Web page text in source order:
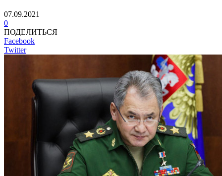
07.09.2021
0
ПОДЕЛИТЬСЯ
Facebook
Twitter